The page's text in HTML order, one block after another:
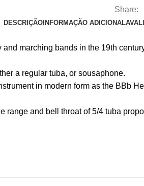
Lacado
Share:
DESCRIÇÃO INFORMAÇÃO ADICIONAL
marching bands in the 19th
a regular tuba, or sousaphone.
in modern form as the BBb
and bell throat of 5/4 tuba